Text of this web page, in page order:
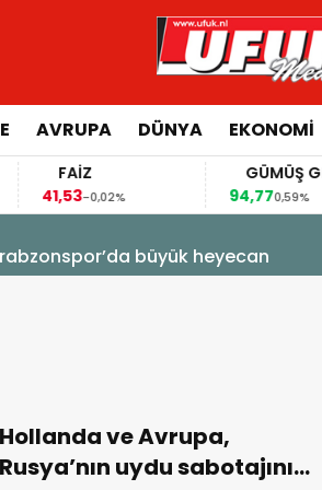
AVRUPA DÜNYA EKONOMI
41,53-0,02%
GÜMÜŞ GRAM
94,770,59%
büyük heyecan
Hollanda ve Avrupa,
Rusya’nın uydu sabotajını